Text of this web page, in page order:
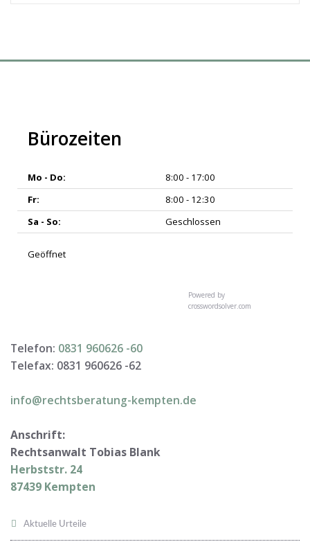
Bürozeiten
Mo - Do:
8:00 - 17:00
Fr:
8:00 - 12:30
Sa - So:
Geschlossen
Geöffnet
Powered by
crosswordsolver.com
Telefon: 0831 960626 -60
Telefax: 0831 960626 -62
info@rechtsberatung-kempten.de
Anschrift:
Rechtsanwalt Tobias Blank
Herbststr. 24
87439 Kempten
Aktuelle Urteile